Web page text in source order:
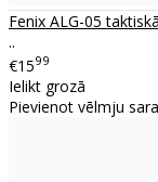
Fenix ALG-05
..
€1599
Ielikt grozā
Pievienot vēlmju